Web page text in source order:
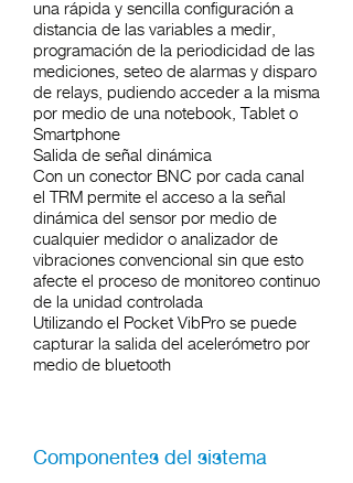
una rápida y sencilla configuración a
distancia de las variables a medir,
programación de la periodicidad de las
mediciones, seteo de alarmas y disparo
de relays, pudiendo acceder a la misma
por medio de una notebook, Tablet o
Smartphone
Salida de señal dinámica
Con un conector BNC por cada canal
el TRM permite el acceso a la señal
dinámica del sensor por medio de
cualquier medidor o analizador de
vibraciones convencional sin que esto
afecte el proceso de monitoreo continuo
de la unidad controlada
Utilizando el Pocket VibPro se puede
capturar la salida del acelerómetro por
medio de bluetooth
Componentes del sistema